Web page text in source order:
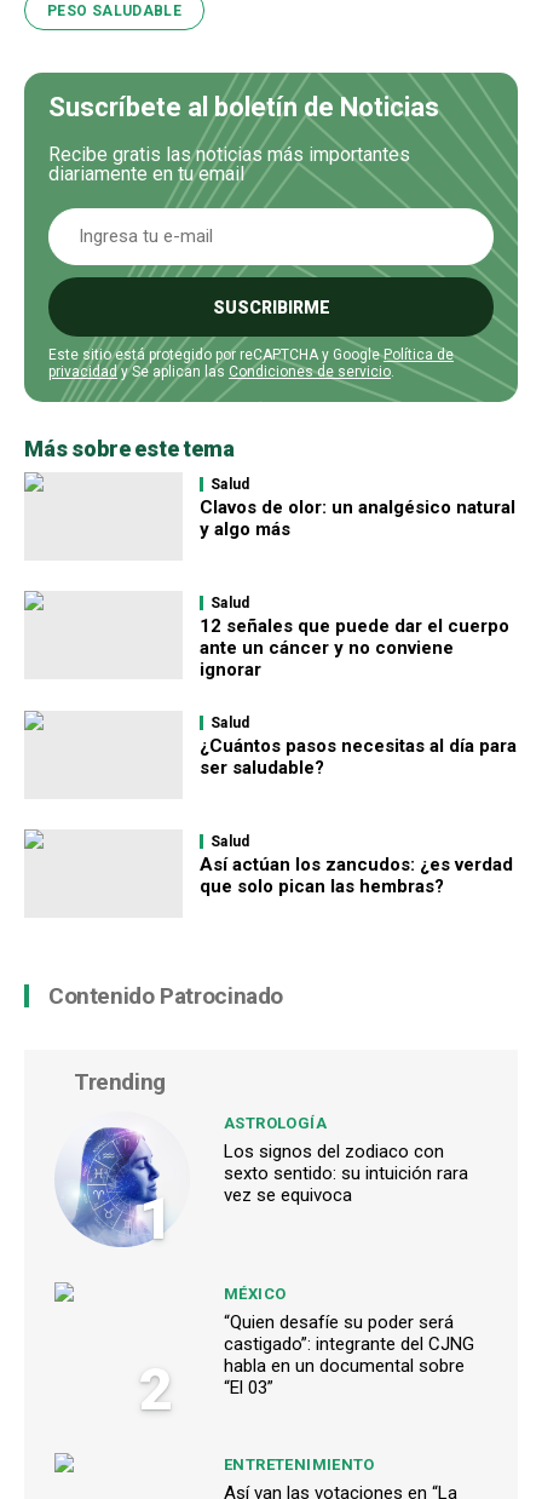
PESO SALUDABLE
Suscríbete al boletín de Noticias
Recibe gratis las noticias más importantes
diariamente en tu email
SUSCRIBIRME
Este sitio está protegido por reCAPTCHA y GooglePolítica de
privacidady Se aplican las Condiciones de servicio
Más sobre este tema
Salud
Clavos de olor: un analgésico natural
y algo más
Salud
12 señales que puede dar el cuerpo
ante un cáncer y no conviene
ignorar
Salud
¿Cuántos pasos necesitas al día para
ser saludable?
Salud
Así actúan los zancudos: ¿es verdad
que solo pican las hembras?
Contenido Patrocinado
Trending
1
ASTROLOGÍA
Los signos del zodiaco con
sexto sentido: su intuición rara
vez se equivoca
2
MÉXICO
“Quien desafíe su poder será
castigado”: integrante del CJNG
habla en un documental sobre
“El 03”
ENTRETENIMIENTO
Así van las votaciones en “La